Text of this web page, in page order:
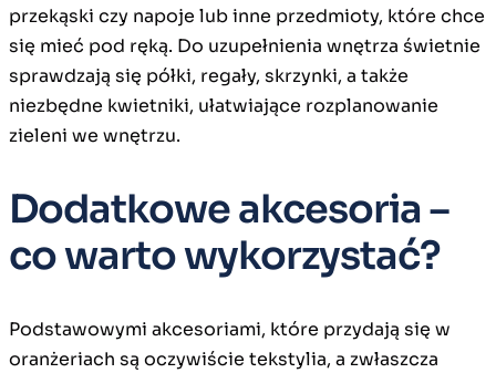
przekąski czy napoje lub inne przedmioty, które chce
się mieć pod ręką. Do uzupełnienia wnętrza świetnie
sprawdzają się półki, regały, skrzynki, a także
niezbędne kwietniki, ułatwiające rozplanowanie
zieleni we wnętrzu.
Dodatkowe akcesoria –
co warto wykorzystać?
Podstawowymi akcesoriami, które przydają się w
oranżeriach są oczywiście tekstylia, a zwłaszcza